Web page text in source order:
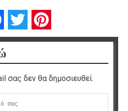
FacebookTwitter
σας δεν θα δημοσιευθεί.